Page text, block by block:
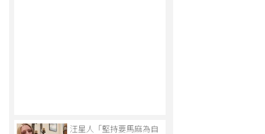
汪星人「堅持要馬麻為自